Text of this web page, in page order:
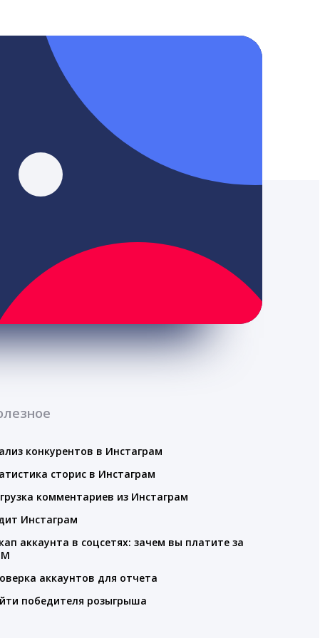
конкурентов в Инстаграм
сторис в Инстаграм
комментариев из Инстаграм
Инстаграм
аккаунта в соцсетях: зачем вы платите за
аккаунтов для отчета
победителя розыгрыша